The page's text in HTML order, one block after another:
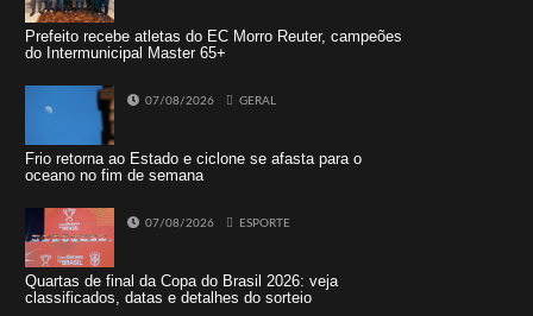
Prefeito recebe atletas do EC Morro Reuter, campeões
do Intermunicipal Master 65+
07/08/2026 GERAL
Frio retorna ao Estado e ciclone se afasta para o
oceano no fim de semana
07/08/2026 ESPORTE
Quartas de final da Copa do Brasil 2026: veja
classificados, datas e detalhes do sorteio